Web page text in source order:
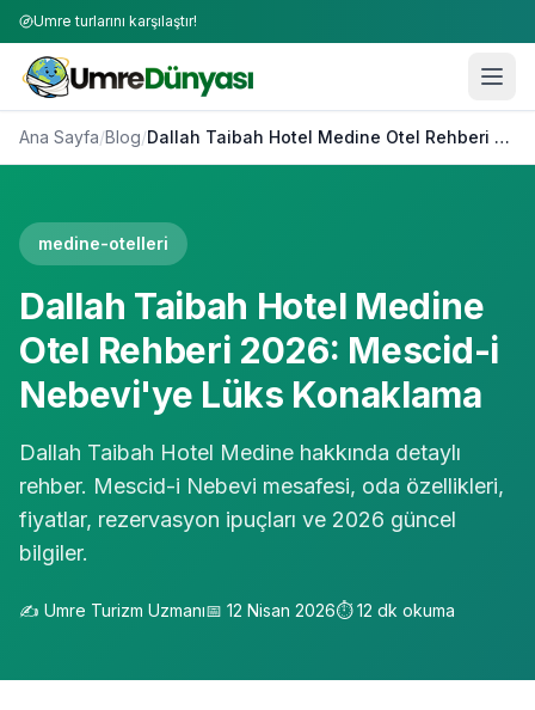
Umre turlarını karşılaştır!
Ana Sayfa/Blog/ Dallah Taibah Hotel Medine Otel Rehberi 2026: Mescid-i Nebevi'ye Lüks Konaklama
medine-otelleri
Dallah Taibah Hotel Medine
Otel Rehberi 2026: Mescid-i
Nebevi'ye Lüks Konaklama
Dallah Taibah Hotel Medine hakkında detaylı
rehber. Mescid-i Nebevi mesafesi, oda özellikleri,
fiyatlar, rezervasyon ipuçları ve 2026 güncel
bilgiler.
✍️ Umre Turizm Uzmanı📅 12 Nisan 2026⏱️12 dk okuma